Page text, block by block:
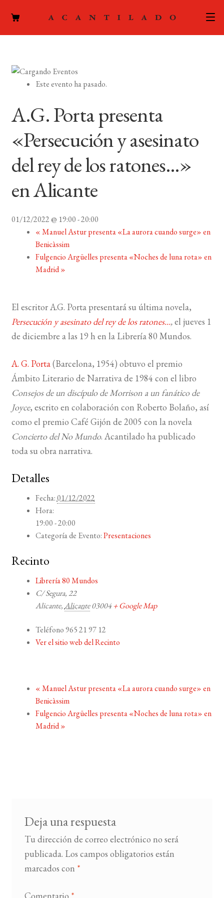
PODCAST
LA EDITORIAL
FOREIGN RIGHTS
CONTACTO
Este evento ha pasado.
A.G. Porta presenta
«Persecución y asesinato
del rey de los ratones…»
en Alicante
01/12/2022 @ 19:00-20:00
«Manuel Astur presenta «La aurora cuando surge» en
Benicàssim
Fulgencio Argüelles presenta «Noches de luna rota» en
Madrid»
El escritor A.G. Porta presentará su última novela,
Persecución y asesinato del rey de los ratones…,el jueves 1
de diciembre a las 19 h en la Librería 80 Mundos.
A. G. Porta(Barcelona, 1954) obtuvo el premio
Ámbito Literario de Narrativa de 1984 con el libro
Consejos de un discípulo de Morrison a un fanático de
Joyce, escrito en colaboración con Roberto Bolaño, así
como el premio Café Gijón de 2005 con la novela
Concierto del No Mundo. Acantilado ha publicado
toda su obra narrativa.
Detalles
Fecha:01/12/2022
Hora:
19:00 - 20:00
Categoría de Evento:Presentaciones
Recinto
Librería 80 Mundos
C/ Segura, 22
Alicante,Alicante 03004 + Google Map
Teléfono 965 21 97 12
Ver el sitio web del Recinto
«Manuel Astur presenta «La aurora cuando surge» en
Benicàssim
Fulgencio Argüelles presenta «Noches de luna rota» en
Madrid»
Deja una respuesta
Tu dirección de correo electrónico no será
publicada. Los campos obligatorios están
marcados con *